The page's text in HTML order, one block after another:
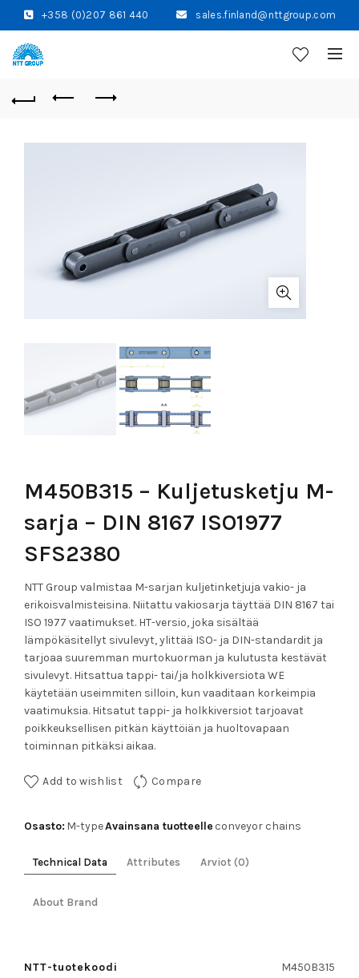
+358 (0)207 861 440 sales.finland@nttgroup.com
M450B315 – Kuljetusketju M-
sarja – DIN 8167 ISO1977
SFS2380
NTT Group valmistaa M-sarjan kuljetinketjuja vakio- ja
erikoisvalmisteisina. Niitattu vakiosarja täyttää DIN 8167 tai
ISO 1977 vaatimukset. HT-versio, joka sisältää
lämpökäsitellyt sivulevyt, ylittää ISO- ja DIN-standardit ja
tarjoaa suuremman murtokuorman ja kulutusta kestävät
sivulevyt. Hitsattua tappi- tai/ja holkkiversiota WE
käytetään useimmiten silloin, kun vaaditaan korkeimpia
vaatimuksia. Hitsatut tappi- ja holkkiversiot tarjoavat
poikkeuksellisen pitkän käyttöiän ja huoltovapaan
toiminnan pitkäksi aikaa.
Add to wishlist Compare
Osasto: M-typeAvainsana tuotteelle conveyor chains
Technical Data Attributes Arviot (0)
About Brand
NTT-tuotekoodi M450B315